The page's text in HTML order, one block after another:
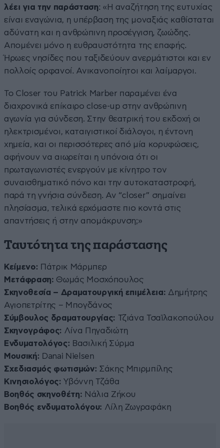
λέει για την παράσταση: «Η αναζήτηση της ευτυχίας
είναι εναγώνια, η υπέρβαση της μοναξιάς καθίσταται
αδύνατη και η ανθρώπινη προσέγγιση, ζωώδης.
Απομένει μόνο η ευθραυστότητα της επαφής.
Ήρωες νησίδες που ταξιδεύουν ανερμάτιστοι και εν
πολλοίς ορφανοί. Ανικανοποίητοι και λαίμαργοι.
Το Closer του Patrick Marber παραμένει ένα
διαχρονικά επίκαιρο close-up στην ανθρώπινη
αγωνία για σύνδεση. Στην θεατρική του εκδοχή οι
ηλεκτρισμένοι, καταιγιστικοί διάλογοι, η έντονη
χημεία, και οι περισσότερες από μία κορυφώσεις,
αφήνουν να αιωρείται η υπόνοια ότι οι
πρωταγωνιστές ενεργούν με κίνητρο τον
συναισθηματικό πόνο και την αυτοκαταστροφή,
παρά τη γνήσια σύνδεση. Αν “closer” σημαίνει
πλησίασμα, τελικά ερχόμαστε πιο κοντά στις
απαντήσεις ή στην απομάκρυνση;»
Ταυτότητα της παράστασης
Κείμενο: Πάτρικ Μάρμπερ
Μετάφραση: Θωμάς Μοσχόπουλος
Σκηνοθεσία – Δραματουργική επιμέλεια: Δημήτρης
Αγιοπετρίτης – Μπογδάνος
Σύμβουλος δραματουργίας: Τζιάνα Τσαϊλακοπούλου
Σκηνογράφος: Λίνα Πηγαδιώτη
Ενδυματολόγος: Βασιλική Σύρμα
Μουσική: Danai Nielsen
Σχεδιασμός φωτισμών: Σάκης Μπιρμπίλης
Κινησιολόγος:Υβόννη Τζάθα
Βοηθός σκηνοθέτη: Νάλια Ζήκου
Βοηθός ενδυματολόγου: Λίλη Ζωγραφάκη